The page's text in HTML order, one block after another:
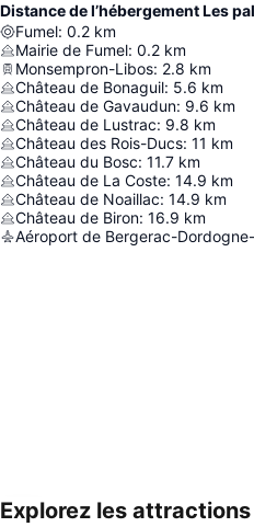
Distance de l’hébergement Les
Fumel: 0.2 km
Mairie de Fumel: 0.2 km
Monsempron-Libos: 2.8 km
Château de Bonaguil: 5.6 km
Château de Gavaudun: 9.6 km
Château de Lustrac: 9.8 km
Château des Rois-Ducs: 11 km
Château du Bosc: 11.7 km
Château de La Coste: 14.9 km
Château de Noaillac: 14.9 km
Château de Biron: 16.9 km
Aéroport de Bergerac-
Explorez les